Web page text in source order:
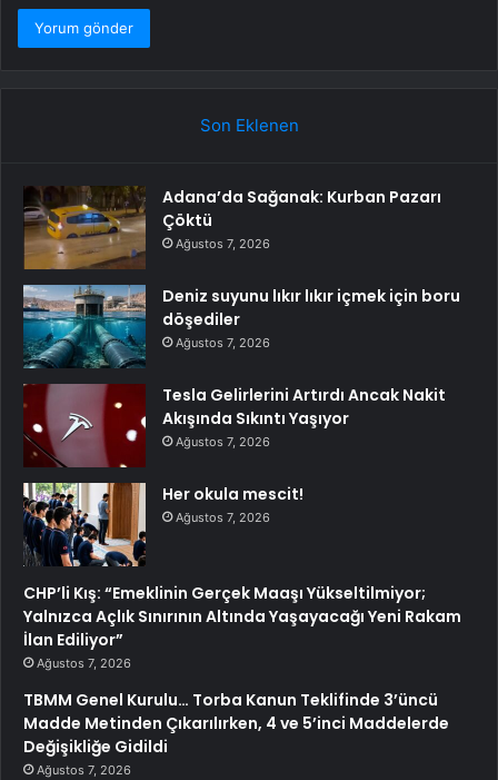
Son Eklenen
Adana’da Sağanak: Kurban Pazarı
Çöktü
Ağustos 7, 2026
Deniz suyunu lıkır lıkır içmek için boru
döşediler
Ağustos 7, 2026
Tesla Gelirlerini Artırdı Ancak Nakit
Akışında Sıkıntı Yaşıyor
Ağustos 7, 2026
Her okula mescit!
Ağustos 7, 2026
CHP’li Kış: “Emeklinin Gerçek Maaşı Yükseltilmiyor;
Yalnızca Açlık Sınırının Altında Yaşayacağı Yeni Rakam
İlan Ediliyor”
Ağustos 7, 2026
TBMM Genel Kurulu… Torba Kanun Teklifinde 3’üncü
Madde Metinden Çıkarılırken, 4 ve 5’inci Maddelerde
Değişikliğe Gidildi
Ağustos 7, 2026